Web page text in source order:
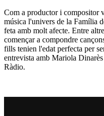
Com a productor i compositor
música l'univers de la Família
feta amb molt afecte. Entre
començar a compondre
fills tenien l'edat perfecta per
entrevista amb Mariola
Ràdio.